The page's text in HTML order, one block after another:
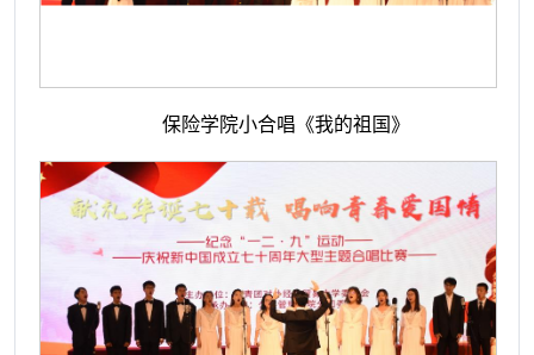
保险学院小合唱《我的祖国》